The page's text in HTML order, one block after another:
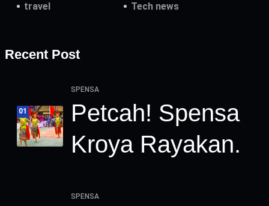
travel Tech news
Recent Post
01
SPENSA
Petcah! Spensa
Kroya Rayakan.
SPENSA